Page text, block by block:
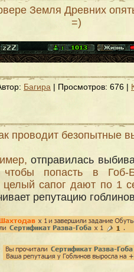
Земля Древних
=)
Багира | Просмотров: 676 |
проводит безопытные
отправилась
чтобы попасть в Гоб-
сапог дают по 1
репутацию